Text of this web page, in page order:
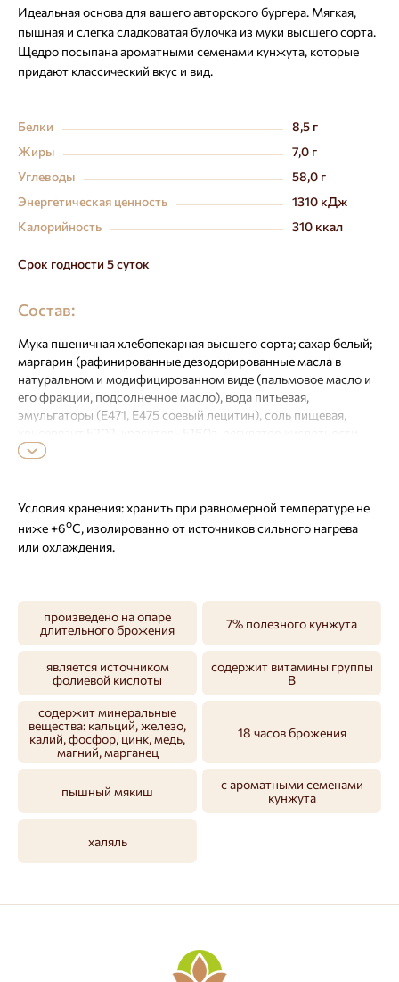
Идеальная основа для вашего авторского бургера. Мягкая,
пышная и слегка сладковатая булочка из муки высшего сорта.
Щедро посыпана ароматными семенами кунжута, которые
придают классический вкус и вид.
Белки
8,5 г
Жиры
7,0 г
Углеводы
58,0 г
Энергетическая ценность
1310 кДж
Калорийность
310 ккал
Срок годности 5 суток
Состав:
Мука пшеничная хлебопекарная высшего сорта; сахар белый;
маргарин (рафинированные дезодорированные масла в
натуральном и модифицированном виде (пальмовое масло и
его фракции, подсолнечное масло), вода питьевая,
эмульгаторы (Е471, Е475 соевый лецитин), соль пищевая,
консервант Е202, краситель Е160a, регулятор кислотности
лимонная кислота, ароматизатор); вода питьевая; дрожжи
стабилизатор (Е170), эмульгаторы (Е472е), антиокислитель
(Е300), вещество для обработки муки (Е920), ферменты
(альфа-амилаза, ксиланаза, липаза)).
Условия хранения:хранить при равномерной температуре не
ниже +6оС, изолированно от источников сильного нагрева
или охлаждения.
произведено на опаре
длительного брожения
7% полезного кунжута
является источником
фолиевой кислоты
содержит витамины группы
В
содержит минеральные
вещества: кальций, железо,
калий, фосфор, цинк, медь,
магний, марганец
18 часов брожения
пышный мякиш
с ароматными семенами
кунжута
халяль